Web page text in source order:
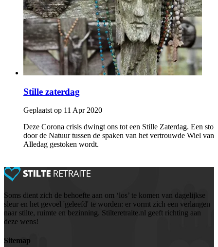
Stille zaterdag
Geplaatst op 11 Apr 2020
Deze Corona crisis dwingt ons tot een Stille Zaterdag. Een
door de Natuur tussen de spaken van het vertrouwde Wiel van
Alledag gestoken wordt.
Soms dient zich de behoefte aan om ‘los’ te komen van dagelijkse
sleur en het gevoel 'geleefd' te worden: er vormt zich een verlangen
naar stilte, ruimte en bezinning. Stilteretraite.nl geeft richting aan
deze wens!
Sitemap